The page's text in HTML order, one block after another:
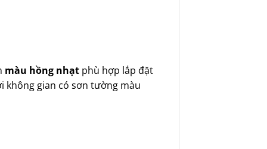
màu hồng nhạt phù hợp lắp đặt
không gian có sơn tường màu